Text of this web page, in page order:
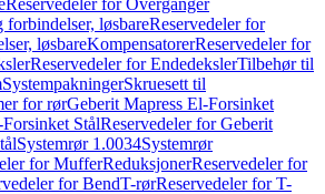
Reservedeler for Overganger
forbindelser, løsbareReservedeler for
løsbareKompensatorerReservedeler for
Reservedeler for EndedekslerTilbehør til
SystempakningerSkruesett til
for rørGeberit Mapress El-Forsinket
StålReservedeler for Geberit
Systemrør 1.0034Systemrør
for MufferReduksjonerReservedeler for
for BendT-rørReservedeler for T-